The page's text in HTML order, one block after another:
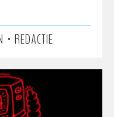
• REDACTIE